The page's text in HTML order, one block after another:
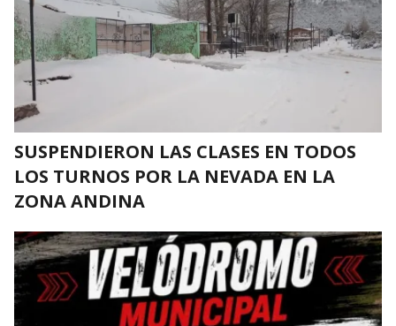
SUSPENDIERON LAS CLASES EN TODOS
LOS TURNOS POR LA NEVADA EN LA
ZONA ANDINA